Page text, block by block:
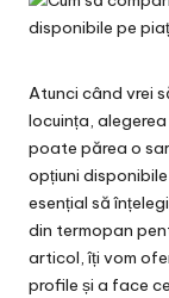
Atunci când vrei
locuința,
poate părea o
opțiuni
esențial să
din termopan
articol, îți vom
profile și a face